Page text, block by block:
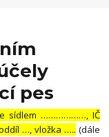
pes
sídlem ………………, IČ
…, vložka ….. (dále